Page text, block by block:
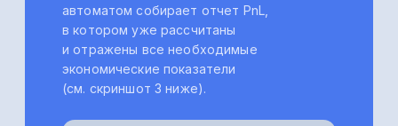
Для многих предпринимателей, в том
числе селлеров, разделить расходы
на бизнес и личные траты сложная
задача, поскольку и то, и другое
разделять эти расходы необходимо,
как для правильного ведения
налогового учета. Иначе это грозит